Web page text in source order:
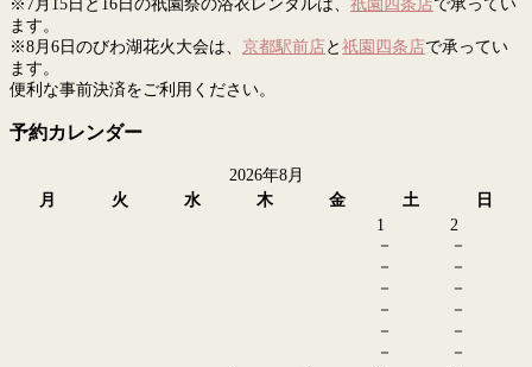
※7月15日と16日の祇園祭の浴衣レンタルは、 祇園四条店で承ってい
ます。
※8月6日のびわ湖花火大会は、 京都駅前店 と 祇園四条店で承ってい
ます。
便利な事前決済をご利用ください。
予約カレンダー
2026年8月
月
火 水 木 金 土
日
1
－
－
－
－
－
－
2
－
－
－
－
－
－